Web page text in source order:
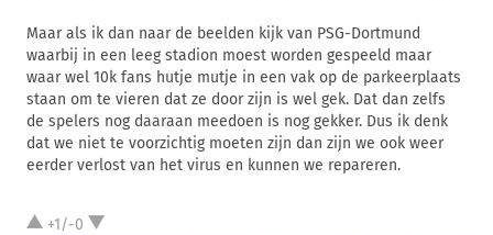
Maar als ik dan naar de beelden kijk van PSG-Dortmund
waarbij in een leeg stadion moest worden gespeeld maar
waar wel 10k fans hutje mutje in een vak op de parkeerplaats
staan om te vieren dat ze door zijn is wel gek. Dat dan zelfs
de spelers nog daaraan meedoen is nog gekker. Dus ik denk
dat we niet te voorzichtig moeten zijn dan zijn we ook weer
eerder verlost van het virus en kunnen we repareren.
+1/-0